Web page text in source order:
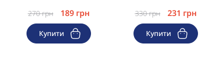
270грн 189 грн
Купити
330грн 231 грн
Купити